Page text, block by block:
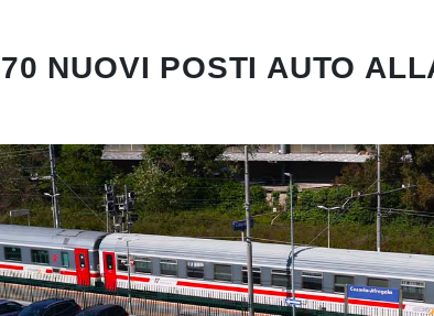
NUOVI POSTI AUTO